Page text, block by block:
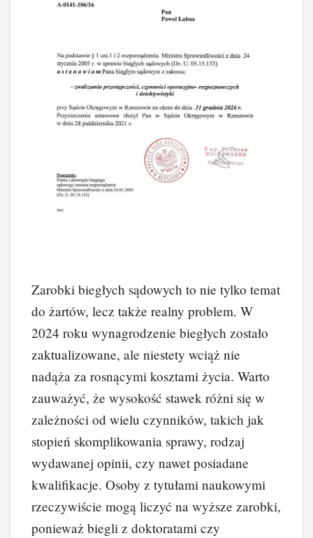
Zarobki biegłych sądowych to nie tylko temat
do żartów, lecz także realny problem. W
2024 roku wynagrodzenie biegłych zostało
zaktualizowane, ale niestety wciąż nie
nadąża za rosnącymi kosztami życia. Warto
zauważyć, że wysokość stawek różni się w
zależności od wielu czynników, takich jak
stopień skomplikowania sprawy, rodzaj
wydawanej opinii, czy nawet posiadane
kwalifikacje. Osoby z tytułami naukowymi
rzeczywiście mogą liczyć na wyższe zarobki,
ponieważ biegli z doktoratami czy